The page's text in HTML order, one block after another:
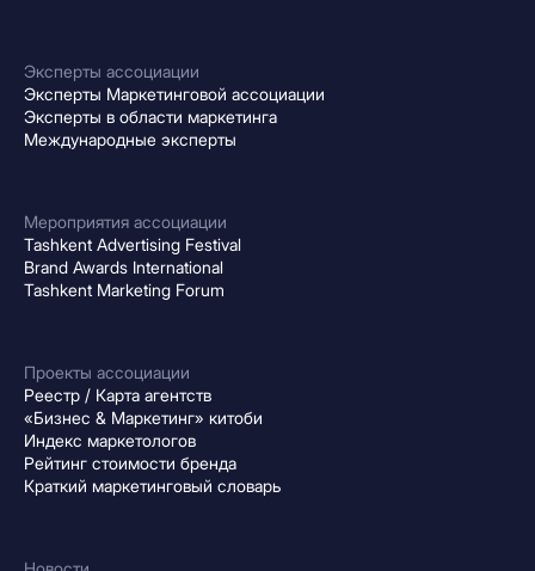
Эксперты ассоциации
Эксперты Маркетинговой ассоциации
Эксперты в области маркетинга
Международные эксперты
Мероприятия ассоциации
Tashkent Advertising Festival
Brand Awards International
Tashkent Marketing Forum
Проекты ассоциации
Реестр / Карта агентств
«Бизнес & Маркетинг» китоби
Индекс маркетологов
Рейтинг стоимости бренда
Краткий маркетинговый словарь